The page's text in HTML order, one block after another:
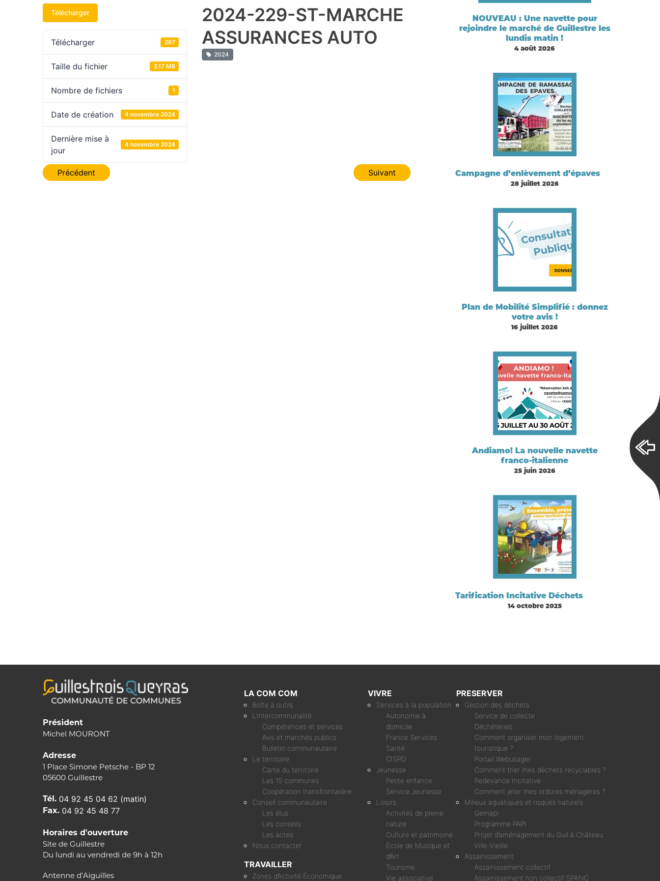
Télécharger
Télécharger 297
Taille du fichier 2.17 MB
Nombre de fichiers 1
Date de création 4 novembre 2024
Dernière mise à
jour
4 novembre 2024
2024-229-ST-MARCHE
ASSURANCES AUTO
2024
Navigation
Précédent Suivant
NOUVEAU : Une navette pour
rejoindre le marché de Guillestre les
lundis matin !
4 août 2026
Campagne d’enlèvement d’épaves
28 juillet 2026
Plan de Mobilité Simplifié : donnez
votre avis !
16 juillet 2026
Andiamo! La nouvelle navette
franco-italienne
25 juin 2026
Tarification Incitative Déchets
14 octobre 2025
Président
Michel MOURONT
Adresse
1 Place Simone Petsche - BP 12
05600 Guillestre
Tél. 04 92 45 04 62 (matin)
Fax. 04 92 45 48 77
Horaires d'ouverture
Site de Guillestre
Du lundi au vendredi de 9h à 12h
Antenne d’Aiguilles
LA COM COM
Boîte à outils
L’intercommunalité
Compétences et services
Avis et marchés publics
Bulletin communautaire
Le territoire
Carte du territoire
Les 15 communes
Coopération transfrontalière
Conseil communautaire
Les élus
Les conseils
Les actes
Nous contacter
TRAVAILLER
Zones d’Activité Économique
VIVRE
Services à la population
Autonomie à
domicile
France Services
Santé
CISPD
Jeunesse
Petite enfance
Service Jeunesse
Loisirs
Activités de pleine
nature
Culture et patrimoine
École de Musique et
d’Art
Tourisme
Vie associative
PRESERVER
Gestion des déchets
Service de collecte
Déchèteries
Comment organiser mon logement
touristique ?
Portail Webusager
Comment trier mes déchets recyclables ?
Redevance Incitative
Comment jeter mes ordures ménagères ?
Milieux aquatiques et risques naturels
Gemapi
Programme PAPI
Projet d’aménagement du Guil à Château
Ville-Vieille
Assainissement
Assainissement collectif
Assainissement non collectif SPANC